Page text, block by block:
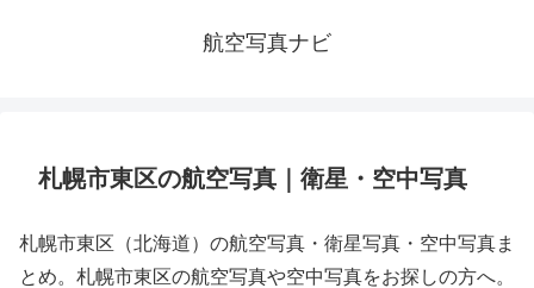
航空写真ナビ
札幌市東区の航空写真｜衛星・空中写真
札幌市東区（北海道）の航空写真・衛星写真・空中写真ま
とめ。札幌市東区の航空写真や空中写真をお探しの方へ。